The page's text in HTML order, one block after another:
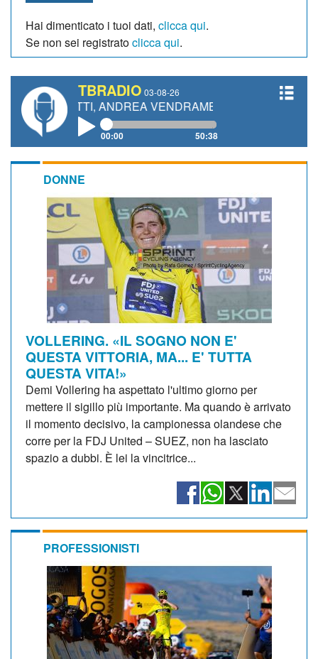
Hai dimenticato i tuoi dati, clicca qui.
Se non sei registratoclicca qui.
TBRADIO 03-08-26
ANDREA VENDRAME, FILIPPO FIORELLI
00:00 50:38
DONNE
VOLLERING. «IL SOGNO NON E'
QUESTA VITTORIA, MA... E' TUTTA
QUESTA VITA!»
Demi Vollering ha aspettato l'ultimo giorno per
mettere il sigillo più importante. Ma quando è arrivato
il momento decisivo, la campionessa olandese che
corre per la FDJ United – SUEZ, non ha lasciato
spazio a dubbi. È lei la vincitrice...
PROFESSIONISTI